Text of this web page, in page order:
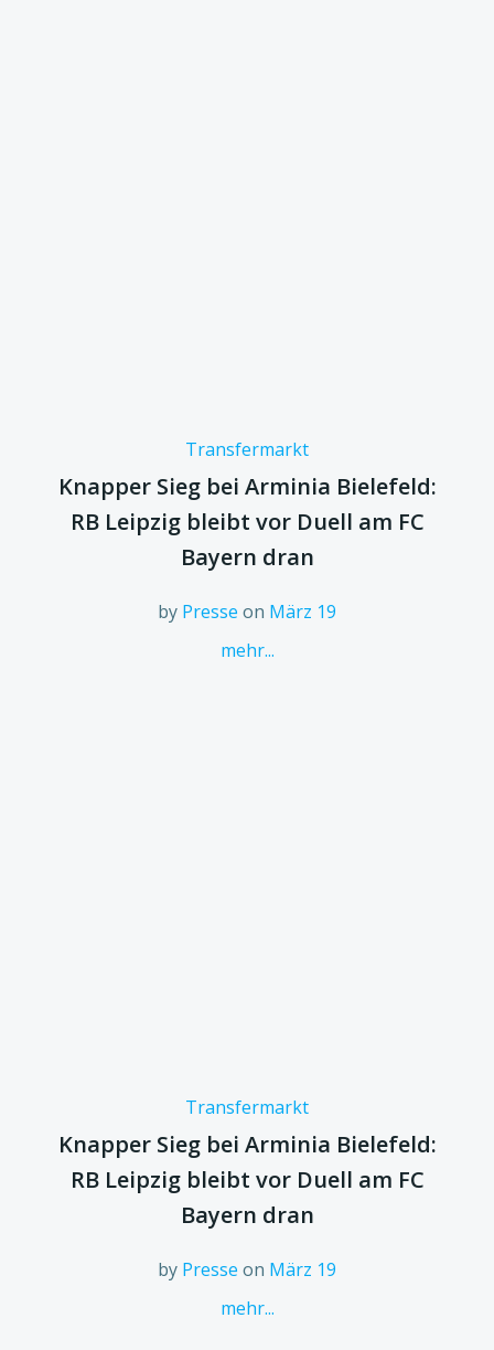
Transfermarkt
Knapper Sieg bei Arminia Bielefeld:
RB Leipzig bleibt vor Duell am FC
Bayern dran
by Presse on März 19
mehr...
Transfermarkt
Knapper Sieg bei Arminia Bielefeld:
RB Leipzig bleibt vor Duell am FC
Bayern dran
by Presse on März 19
mehr...